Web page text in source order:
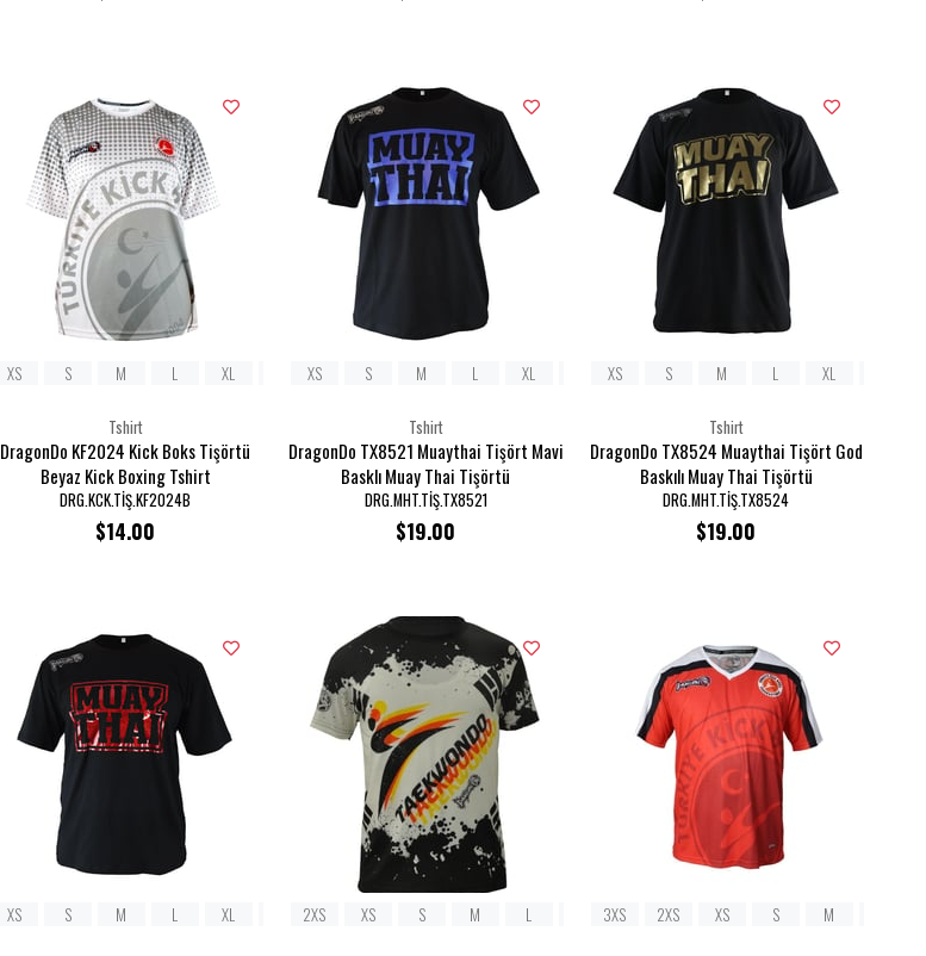
Tshirt
DragonDo KF2024 Kick Boks Tişörtü
Beyaz Kick Boxing Tshirt
DRG.KCK.TİŞ.KF2024B
$14.00
XS S M L XL
Tshirt
DragonDo TX8521 Muaythai Tişört Mavi
Basklı Muay Thai Tişörtü
DRG.MHT.TİŞ.TX8521
$19.00
XS S M L XL
Tshirt
DragonDo TX8524 Muaythai Tişört God
Baskılı Muay Thai Tişörtü
DRG.MHT.TİŞ.TX8524
$19.00
XS S M L XL
XS S M L XL 2XS XS S M L 2XL 3XL
3XS 2XS XS S M